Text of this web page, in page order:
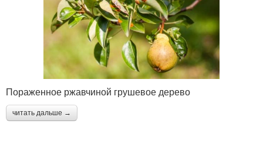
Пораженное ржавчиной грушевое дерево
читать дальше →